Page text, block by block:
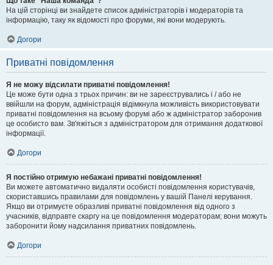
На цій сторінці ви знайдете список адміністраторів і модераторів та
інформацію, таку як відомості про форуми, які вони модерують.
Догори
Приватні повідомлення
Я не можу відсилати приватні повідомлення!
Це може бути одна з трьох причин: ви не зареєструвались і / або не
ввійшли на форум, адміністрація відімкнула можливість використовувати
приватні повідомлення на всьому форумі або ж адміністратор заборонив
це особисто вам. Зв'яжіться з адміністратором для отримання додаткової
інформації.
Догори
Я постійно отримую небажані приватні повідомлення!
Ви можете автоматично видаляти особисті повідомлення користувачів,
скориставшись правилами для повідомлень у вашій Панелі керування.
Якщо ви отримуєте образливі приватні повідомлення від одного з
учасників, відправте скаргу на це повідомлення модераторам; вони можуть
заборонити йому надсилання приватних повідомлень.
Догори